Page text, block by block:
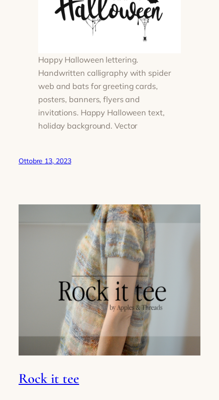
Happy Halloween lettering.
Handwritten calligraphy with spider
web and bats for greeting cards,
posters, banners, flyers and
invitations. Happy Halloween text,
holiday background. Vector
Ottobre 13, 2023
Rock it tee